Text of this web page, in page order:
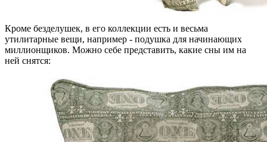
Кроме безделушек, в его коллекции есть и весьма
утилитарные вещи, например - подушка для начинающих
миллионщиков. Можно себе представить, какие сны им на
ней снятся: